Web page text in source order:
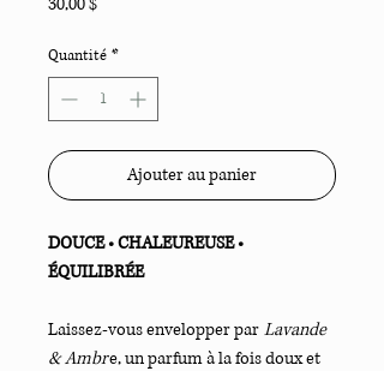
Quantité *
Ajouter au panier
DOUCE • CHALEUREUSE •
ÉQUILIBRÉE
Laissez-vous envelopper par Lavande
& Ambre, un parfum à la fois doux et